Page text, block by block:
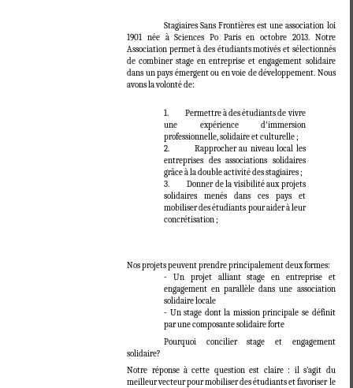
Stagiaires Sans Frontières est une association loi
1901 née à Sciences Po Paris en octobre 2013. Notre
Association permet à des étudiants motivés et sélectionnés
de combiner stage en entreprise et engagement solidaire
dans un pays émergent ou en voie de développement. Nous
avons la volonté de:
1. Permettre à des étudiants de vivre
une expérience d'immersion
professionnelle, solidaire et culturelle ;
2. Rapprocher au niveau local les
entreprises des associations solidaires
grâce à la double activité des stagiaires ;
3. Donner de la visibilité aux projets
solidaires menés dans ces pays et
mobiliser des étudiants pour aider à leur
concrétisation ;
Nos projets peuvent prendre principalement deux formes:
- Un projet alliant stage en entreprise et
engagement en parallèle dans une association
solidaire locale
- Un stage dont la mission principale se définit
par une composante solidaire forte
Pourquoi concilier stage et engagement
solidaire?
Notre réponse à cette question est claire : il s’agit du
meilleur vecteur pour mobiliser des étudiants et favoriser le